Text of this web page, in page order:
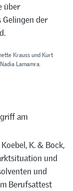
über
der
Krauss und Kurt
Lamamra.
am
K. & Bock,
und
und
Berufsattest